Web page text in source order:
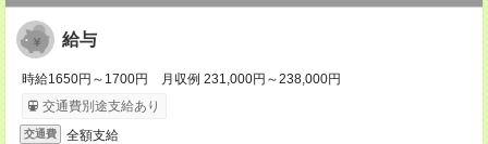
給与
時給1650円～1700円 月収例 231,000円～238,000円
交通費別途支給あり
交通費 全額支給